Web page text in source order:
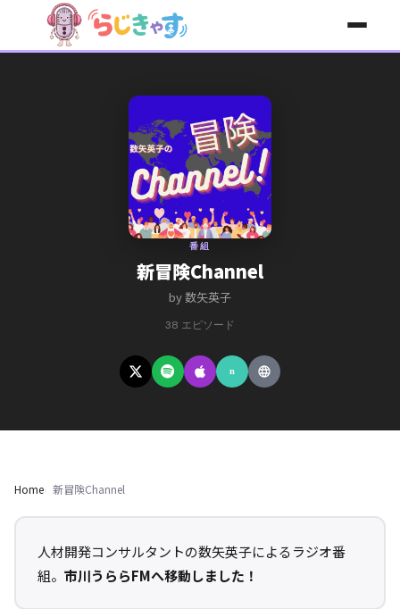
コンテンツへスキップ
番組
新冒険Channel
by 数矢英子
38 エピソード
n
Home 新冒険Channel
人材開発コンサルタントの数矢英子によるラジオ番
組。 市川うららFMへ移動しました！